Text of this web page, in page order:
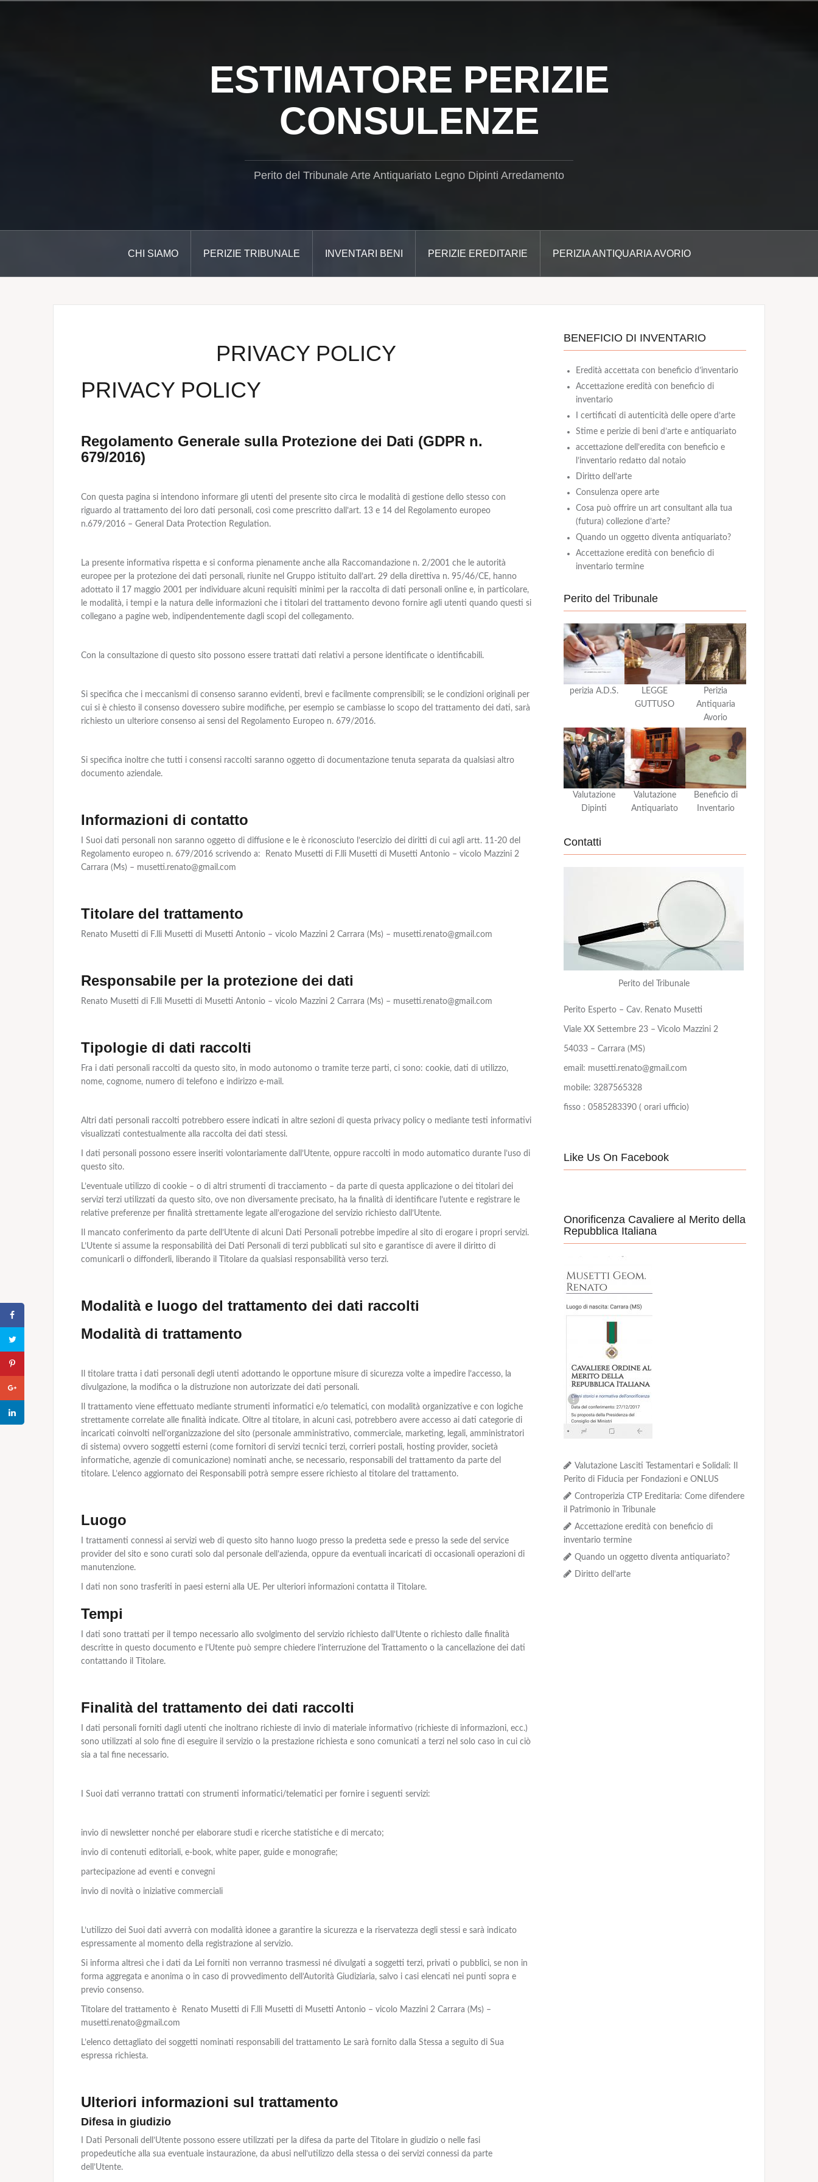
ESTIMATORE PERIZIE
CONSULENZE
Perito del Tribunale Arte Antiquariato Legno Dipinti Arredamento
CHI SIAMO PERIZIE TRIBUNALE INVENTARI BENI PERIZIE EREDITARIE PERIZIA ANTIQUARIA AVORIO
PRIVACY POLICY
PRIVACY POLICY
Regolamento Generale sulla Protezione dei Dati (GDPR n.
679/2016)
Con questa pagina si intendono informare gli utenti del presente sito circa le modalità di gestione dello stesso con
riguardo al trattamento dei loro dati personali, così come prescritto dall’art. 13 e 14 del Regolamento europeo
n.679/2016 – General Data Protection Regulation.
La presente informativa rispetta e si conforma pienamente anche alla Raccomandazione n. 2/2001 che le autorità
europee per la protezione dei dati personali, riunite nel Gruppo istituito dall’art. 29 della direttiva n. 95/46/CE, hanno
adottato il 17 maggio 2001 per individuare alcuni requisiti minimi per la raccolta di dati personali online e, in particolare,
le modalità, i tempi e la natura delle informazioni che i titolari del trattamento devono fornire agli utenti quando questi si
collegano a pagine web, indipendentemente dagli scopi del collegamento.
Con la consultazione di questo sito possono essere trattati dati relativi a persone identificate o identificabili.
Si specifica che i meccanismi di consenso saranno evidenti, brevi e facilmente comprensibili; se le condizioni originali per
cui si è chiesto il consenso dovessero subire modifiche, per esempio se cambiasse lo scopo del trattamento dei dati, sarà
richiesto un ulteriore consenso ai sensi del Regolamento Europeo n. 679/2016.
Si specifica inoltre che tutti i consensi raccolti saranno oggetto di documentazione tenuta separata da qualsiasi altro
documento aziendale.
Informazioni di contatto
I Suoi dati personali non saranno oggetto di diffusione e le è riconosciuto l’esercizio dei diritti di cui agli artt. 11-20 del
Regolamento europeo n. 679/2016 scrivendo a: Renato Musetti di F.lli Musetti di Musetti Antonio – vicolo Mazzini 2
Carrara (Ms) – musetti.renato@gmail.com
Titolare del trattamento
Renato Musetti di F.lli Musetti di Musetti Antonio – vicolo Mazzini 2 Carrara (Ms) – musetti.renato@gmail.com
Responsabile per la protezione dei dati
Renato Musetti di F.lli Musetti di Musetti Antonio – vicolo Mazzini 2 Carrara (Ms) – musetti.renato@gmail.com
Tipologie di dati raccolti
Fra i dati personali raccolti da questo sito, in modo autonomo o tramite terze parti, ci sono: cookie, dati di utilizzo,
nome, cognome, numero di telefono e indirizzo e-mail.
Altri dati personali raccolti potrebbero essere indicati in altre sezioni di questa privacy policy o mediante testi informativi
visualizzati contestualmente alla raccolta dei dati stessi.
I dati personali possono essere inseriti volontariamente dall’Utente, oppure raccolti in modo automatico durante l’uso di
questo sito.
L’eventuale utilizzo di cookie – o di altri strumenti di tracciamento – da parte di questa applicazione o dei titolari dei
servizi terzi utilizzati da questo sito, ove non diversamente precisato, ha la finalità di identificare l’utente e registrare le
relative preferenze per finalità strettamente legate all’erogazione del servizio richiesto dall’Utente.
Il mancato conferimento da parte dell’Utente di alcuni Dati Personali potrebbe impedire al sito di erogare i propri servizi.
L’Utente si assume la responsabilità dei Dati Personali di terzi pubblicati sul sito e garantisce di avere il diritto di
comunicarli o diffonderli, liberando il Titolare da qualsiasi responsabilità verso terzi.
Modalità e luogo del trattamento dei dati raccolti
Modalità di trattamento
Il titolare tratta i dati personali degli utenti adottando le opportune misure di sicurezza volte a impedire l’accesso, la
divulgazione, la modifica o la distruzione non autorizzate dei dati personali.
Il trattamento viene effettuato mediante strumenti informatici e/o telematici, con modalità organizzative e con logiche
strettamente correlate alle finalità indicate. Oltre al titolare, in alcuni casi, potrebbero avere accesso ai dati categorie di
incaricati coinvolti nell’organizzazione del sito (personale amministrativo, commerciale, marketing, legali, amministratori
di sistema) ovvero soggetti esterni (come fornitori di servizi tecnici terzi, corrieri postali, hosting provider, società
informatiche, agenzie di comunicazione) nominati anche, se necessario, responsabili del trattamento da parte del
titolare. L’elenco aggiornato dei Responsabili potrà sempre essere richiesto al titolare del trattamento.
Luogo
I trattamenti connessi ai servizi web di questo sito hanno luogo presso la predetta sede e presso la sede del service
provider del sito e sono curati solo dal personale dell’azienda, oppure da eventuali incaricati di occasionali operazioni di
manutenzione.
I dati non sono trasferiti in paesi esterni alla UE. Per ulteriori informazioni contatta il Titolare.
Tempi
I dati sono trattati per il tempo necessario allo svolgimento del servizio richiesto dall’Utente o richiesto dalle finalità
descritte in questo documento e l’Utente può sempre chiedere l’interruzione del Trattamento o la cancellazione dei dati
contattando il Titolare.
Finalità del trattamento dei dati raccolti
I dati personali forniti dagli utenti che inoltrano richieste di invio di materiale informativo (richieste di informazioni, ecc.)
sono utilizzati al solo fine di eseguire il servizio o la prestazione richiesta e sono comunicati a terzi nel solo caso in cui ciò
sia a tal fine necessario.
I Suoi dati verranno trattati con strumenti informatici/telematici per fornire i seguenti servizi:
invio di newsletter nonché per elaborare studi e ricerche statistiche e di mercato;
invio di contenuti editoriali, e-book, white paper, guide e monografie;
partecipazione ad eventi e convegni
invio di novità o iniziative commerciali
L’utilizzo dei Suoi dati avverrà con modalità idonee a garantire la sicurezza e la riservatezza degli stessi e sarà indicato
espressamente al momento della registrazione al servizio.
Si informa altresì che i dati da Lei forniti non verranno trasmessi né divulgati a soggetti terzi, privati o pubblici, se non in
forma aggregata e anonima o in caso di provvedimento dell’Autorità Giudiziaria, salvo i casi elencati nei punti sopra e
previo consenso.
Titolare del trattamento è Renato Musetti di F.lli Musetti di Musetti Antonio – vicolo Mazzini 2 Carrara (Ms) –
musetti.renato@gmail.com
L’elenco dettagliato dei soggetti nominati responsabili del trattamento Le sarà fornito dalla Stessa a seguito di Sua
espressa richiesta.
Ulteriori informazioni sul trattamento
Difesa in giudizio
I Dati Personali dell’Utente possono essere utilizzati per la difesa da parte del Titolare in giudizio o nelle fasi
propedeutiche alla sua eventuale instaurazione, da abusi nell’utilizzo della stessa o dei servizi connessi da parte
dell’Utente.
BENEFICIO DI INVENTARIO
Eredità accettata con beneficio d’inventario
Accettazione eredità con beneficio di
inventario
I certificati di autenticità delle opere d’arte
Stime e perizie di beni d’arte e antiquariato
accettazione dell’eredita con beneficio e
l’inventario redatto dal notaio
Diritto dell’arte
Consulenza opere arte
Cosa può offrire un art consultant alla tua
(futura) collezione d’arte?
Quando un oggetto diventa antiquariato?
Accettazione eredità con beneficio di
inventario termine
Perito del Tribunale
perizia A.D.S.
LEGGE
GUTTUSO
Perizia
Antiquaria
Avorio
Valutazione
Dipinti
Valutazione
Antiquariato
Beneficio di
Inventario
Contatti
Perito del Tribunale
Perito Esperto – Cav. Renato Musetti
Viale XX Settembre 23 – Vicolo Mazzini 2
54033 – Carrara (MS)
email: musetti.renato@gmail.com
mobile: 3287565328
fisso : 0585283390 ( orari ufficio)
Like Us On Facebook
Onorificenza Cavaliere al Merito della
Repubblica Italiana
Valutazione Lasciti Testamentari e Solidali: Il
Perito di Fiducia per Fondazioni e ONLUS
Controperizia CTP Ereditaria: Come difendere
il Patrimonio in Tribunale
Accettazione eredità con beneficio di
inventario termine
Quando un oggetto diventa antiquariato?
Diritto dell’arte